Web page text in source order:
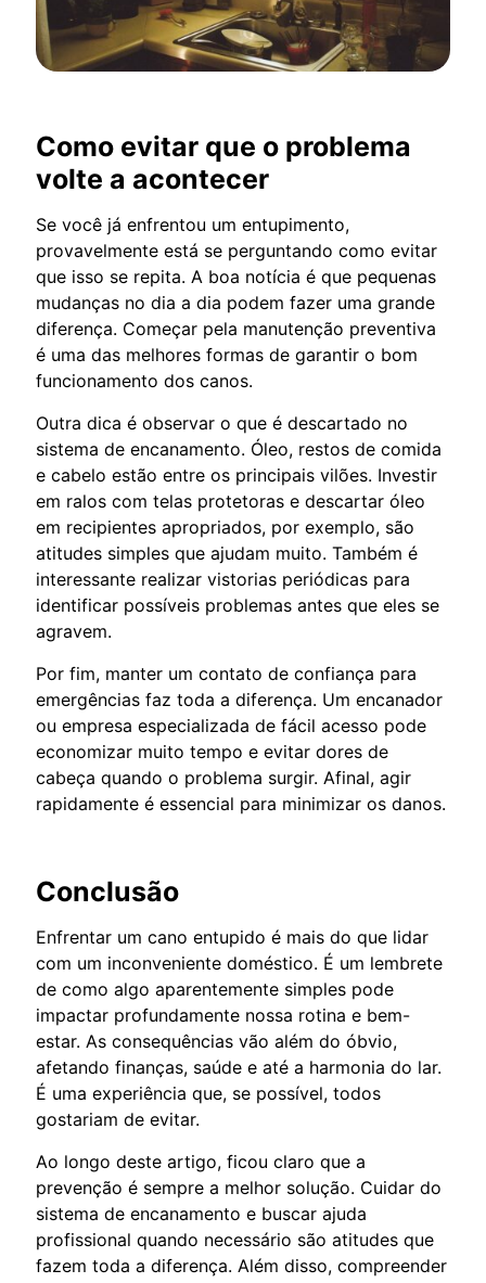
Como evitar que o problema
volte a acontecer
Se você já enfrentou um entupimento,
provavelmente está se perguntando como evitar
que isso se repita. A boa notícia é que pequenas
mudanças no dia a dia podem fazer uma grande
diferença. Começar pela manutenção preventiva
é uma das melhores formas de garantir o bom
funcionamento dos canos.
Outra dica é observar o que é descartado no
sistema de encanamento. Óleo, restos de comida
e cabelo estão entre os principais vilões. Investir
em ralos com telas protetoras e descartar óleo
em recipientes apropriados, por exemplo, são
atitudes simples que ajudam muito. Também é
interessante realizar vistorias periódicas para
identificar possíveis problemas antes que eles se
agravem.
Por fim, manter um contato de confiança para
emergências faz toda a diferença. Um encanador
ou empresa especializada de fácil acesso pode
economizar muito tempo e evitar dores de
cabeça quando o problema surgir. Afinal, agir
rapidamente é essencial para minimizar os danos.
Conclusão
Enfrentar um cano entupido é mais do que lidar
com um inconveniente doméstico. É um lembrete
de como algo aparentemente simples pode
impactar profundamente nossa rotina e bem-
estar. As consequências vão além do óbvio,
afetando finanças, saúde e até a harmonia do lar.
É uma experiência que, se possível, todos
gostariam de evitar.
Ao longo deste artigo, ficou claro que a
prevenção é sempre a melhor solução. Cuidar do
sistema de encanamento e buscar ajuda
profissional quando necessário são atitudes que
fazem toda a diferença. Além disso, compreender